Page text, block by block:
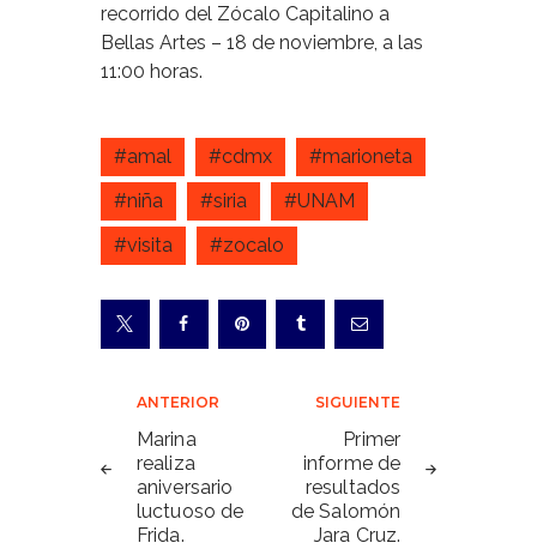
recorrido del Zócalo Capitalino a
Bellas Artes – 18 de noviembre, a las
11:00 horas.
#amal #cdmx
#marioneta
#niña
#siria
#UNAM
#visita
#zocalo
Navegación
de
entradas
ANTERIOR
Marina
realiza
aniversario
luctuoso de
Frida.
SIGUIENTE
Primer
informe de
resultados
de Salomón
Jara Cruz.